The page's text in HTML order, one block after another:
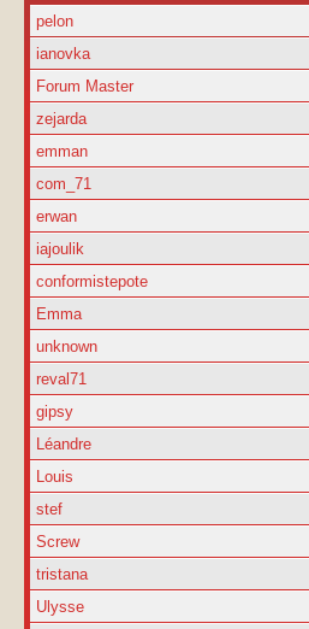
pelon
ianovka
Forum Master
zejarda
emman
com_71
erwan
iajoulik
conformistepote
Emma
unknown
reval71
gipsy
Léandre
Louis
stef
Screw
tristana
Ulysse